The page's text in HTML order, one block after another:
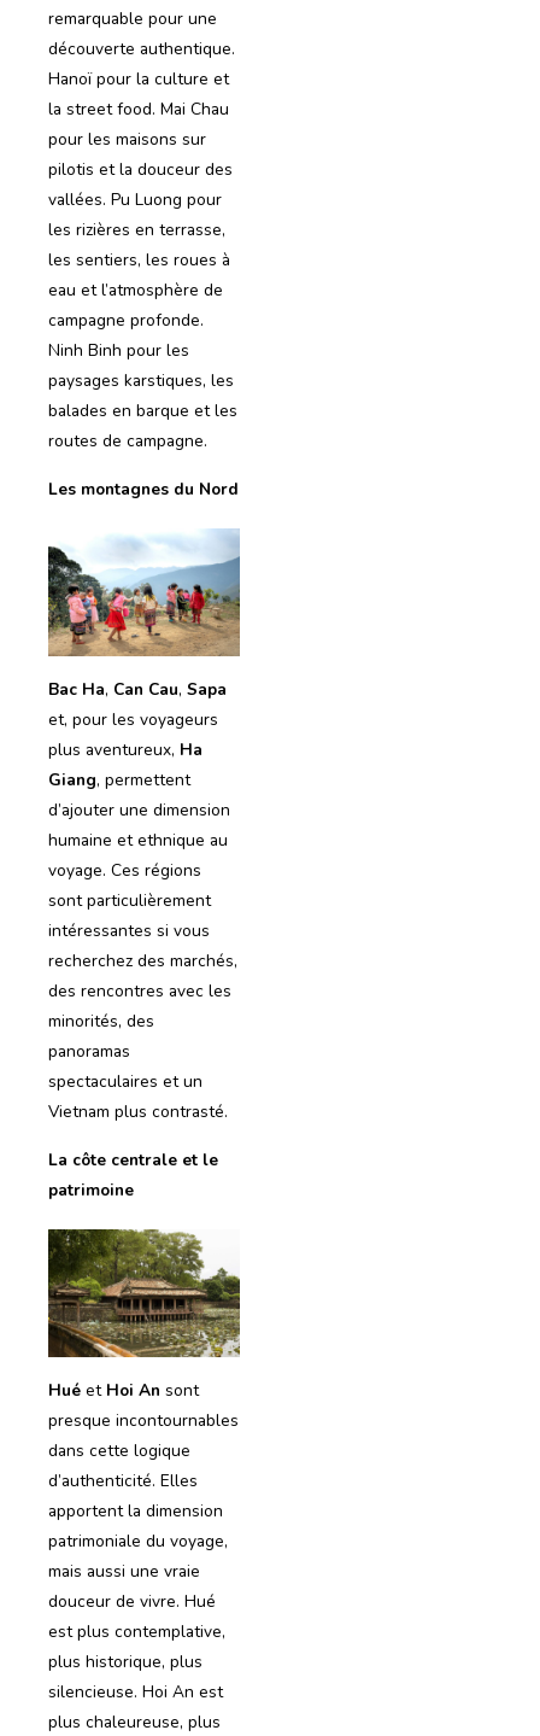
remarquable pour une
découverte authentique.
Hanoï pour la culture et
la street food. Mai Chau
pour les maisons sur
pilotis et la douceur des
vallées. Pu Luong pour
les rizières en terrasse,
les sentiers, les roues à
eau et l’atmosphère de
campagne profonde.
Ninh Binh pour les
paysages karstiques, les
balades en barque et les
routes de campagne.
Les montagnes du Nord
Bac Ha, Can Cau, Sapa
et, pour les voyageurs
plus aventureux, Ha
Giang, permettent
d’ajouter une dimension
humaine et ethnique au
voyage. Ces régions
sont particulièrement
intéressantes si vous
recherchez des marchés,
des rencontres avec les
minorités, des
panoramas
spectaculaires et un
Vietnam plus contrasté.
La côte centrale et le
patrimoine
Hué et Hoi An sont
presque incontournables
dans cette logique
d’authenticité. Elles
apportent la dimension
patrimoniale du voyage,
mais aussi une vraie
douceur de vivre. Hué
est plus contemplative,
plus historique, plus
silencieuse. Hoi An est
plus chaleureuse, plus